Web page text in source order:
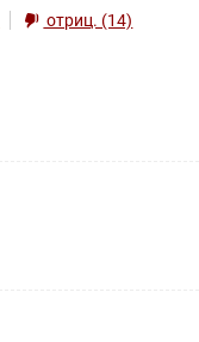
отриц. (14)